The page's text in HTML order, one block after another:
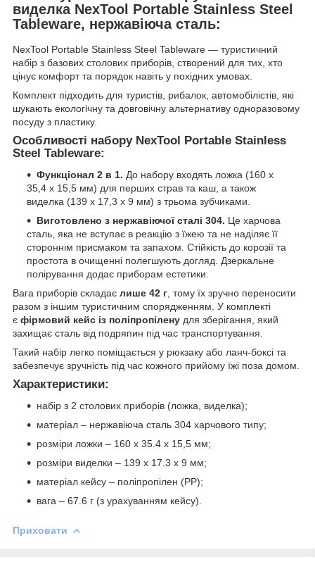
виделка NexTool Portable Stainless Steel
Tableware, нержавіюча сталь:
NexTool Portable Stainless Steel Tableware — туристичний
набір з базових столових приборів, створений для тих, хто
цінує комфорт та порядок навіть у похідних умовах.
Комплект підходить для туристів, рибалок, автомобілістів, які
шукають екологічну та довговічну альтернативу одноразовому
посуду з пластику.
Особливості набору NexTool Portable Stainless
Steel Tableware:
Функціонал 2 в 1. До набору входять ложка (160 x
35,4 x 15,5 мм) для перших страв та каш, а також
виделка (139 x 17,3 x 9 мм) з трьома зубчиками.
Виготовлено з нержавіючої сталі 304. Це харчова
сталь, яка не вступає в реакцію з їжею та не наділяє її
стороннім присмаком та запахом. Стійкість до корозії та
простота в очищенні полегшують догляд. Дзеркальне
полірування додає приборам естетики.
Вага приборів складає лише 42 г , тому їх зручно переносити
разом з іншим туристичним спорядженням. У комплекті
є фірмовий кейс із поліпропілену для зберігання, який
захищає сталь від подряпин під час транспортування.
Такий набір легко поміщається у рюкзаку або ланч-боксі та
забезпечує зручність під час кожного прийому їжі поза домом.
Характеристики:
набір з 2 столових приборів (ложка, виделка);
матеріал – нержавіюча сталь 304 харчового типу;
розміри ложки – 160 х 35.4 х 15,5 мм;
розміри виделки – 139 x 17.3 x 9 мм;
матеріал кейсу – поліпропілен (PP);
вага – 67.6 г (з урахуванням кейсу).
Приховати